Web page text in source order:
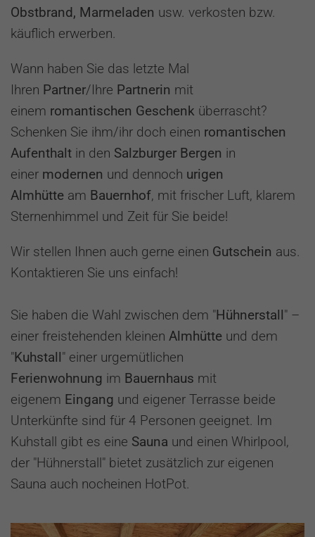
Obstbrand, Marmeladen usw. verkosten bzw.
käuflich erwerben.
Wann haben Sie das letzte Mal
Ihren Partner/Ihre Partnerin mit
einem romantischen Geschenk überrascht?
Schenken Sie ihm/ihr doch einen romantischen
Aufenthalt in den Salzburger Bergen in
einer modernen und dennoch urigen
Almhütte am Bauernhof, mit frischer Luft, klarem
Sternenhimmel und Zeit für Sie beide!
Wir stellen Ihnen auch gerne einen Gutschein aus.
Kontaktieren Sie uns einfach!
Sie haben die Wahl zwischen dem "Hühnerstall" –
einer freistehenden kleinen Almhütte und dem
"Kuhstall" einer urgemütlichen
Ferienwohnung im Bauernhaus mit
eigenem Eingang und eigener Terrasse beide
Unterkünfte sind für 4 Personen geeignet. Im
Kuhstall gibt es eine Sauna und einen Whirlpool,
der "Hühnerstall" bietet zusätzlich zur eigenen
Sauna auch nocheinen HotPot.